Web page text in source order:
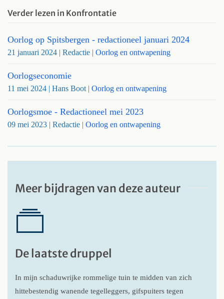
Verder lezen in Konfrontatie
Oorlog op Spitsbergen - redactioneel januari 2024
21 januari 2024 | Redactie | Oorlog en ontwapening
Oorlogseconomie
11 mei 2024 | Hans Boot | Oorlog en ontwapening
Oorlogsmoe - Redactioneel mei 2023
09 mei 2023 | Redactie | Oorlog en ontwapening
Meer bijdragen van deze auteur
De laatste druppel
In mijn schaduwrijke rommelige tuin te midden van zich
hittebestendig wanende tegelleggers, gifspuiters tegen